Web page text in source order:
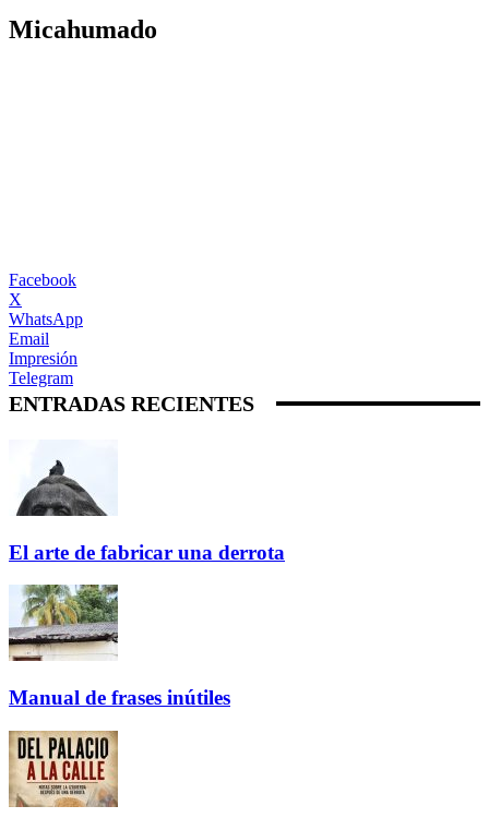
Micahumado
Facebook
X
WhatsApp
Email
Impresión
Telegram
ENTRADAS RECIENTES
El arte de fabricar una derrota
Manual de frases inútiles